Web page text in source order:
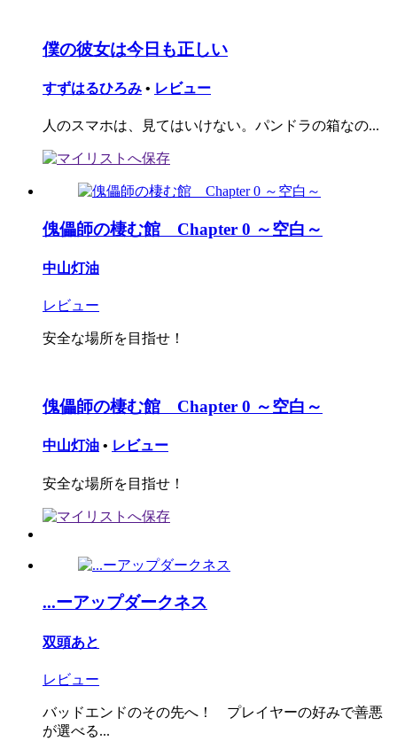
僕の彼女は今日も正しい
すずはるひろみ • レビュー
人のスマホは、見てはいけない。パンドラの箱なの...
傀儡師の棲む館 Chapter 0 ～空白～
中山灯油
レビュー
安全な場所を目指せ！
傀儡師の棲む館 Chapter 0 ～空白～
中山灯油 • レビュー
安全な場所を目指せ！
...ーアップダークネス
双頭あと
レビュー
バッドエンドのその先へ！ プレイヤーの好みで善悪
が選べる...